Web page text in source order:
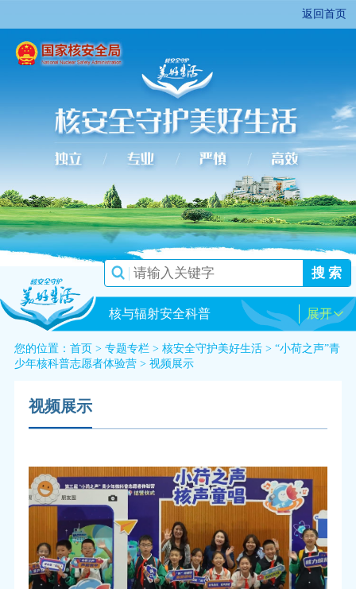
返回首页
搜 索
核与辐射安全科普 展开
您的位置： 首页> 专题专栏> 核安全守护美好生活> “小荷之声”青
少年核科普志愿者体验营> 视频展示
视频展示